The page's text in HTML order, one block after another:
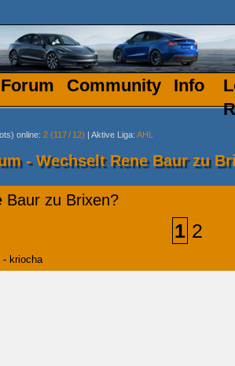
Forum Community
Info
online: 2 (117/ 12) | Aktive Liga: AHL
- Wechselt Rene Baur zu
Baur zu Brixen?
1 2
- kriocha